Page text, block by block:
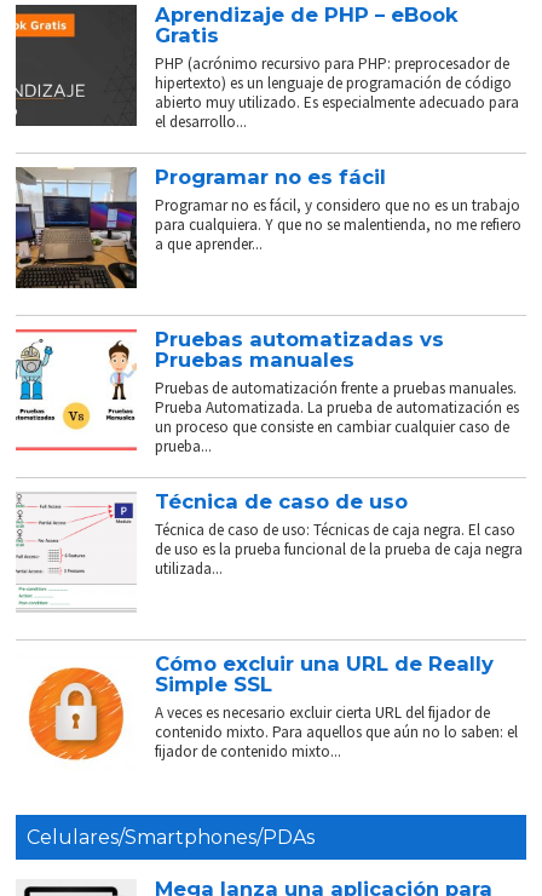
Aprendizaje de PHP – eBook
Gratis
PHP (acrónimo recursivo para PHP: preprocesador de
hipertexto) es un lenguaje de programación de código
abierto muy utilizado. Es especialmente adecuado para
el desarrollo...
Programar no es fácil
Programar no es fácil, y considero que no es un trabajo
para cualquiera. Y que no se malentienda, no me refiero
a que aprender...
Pruebas automatizadas vs
Pruebas manuales
Pruebas de automatización frente a pruebas manuales.
Prueba Automatizada. La prueba de automatización es
un proceso que consiste en cambiar cualquier caso de
prueba...
Técnica de caso de uso
Técnica de caso de uso: Técnicas de caja negra. El caso
de uso es la prueba funcional de la prueba de caja negra
utilizada...
Cómo excluir una URL de Really
Simple SSL
A veces es necesario excluir cierta URL del fijador de
contenido mixto. Para aquellos que aún no lo saben: el
fijador de contenido mixto...
Celulares/Smartphones/PDAs
Mega lanza una aplicación para